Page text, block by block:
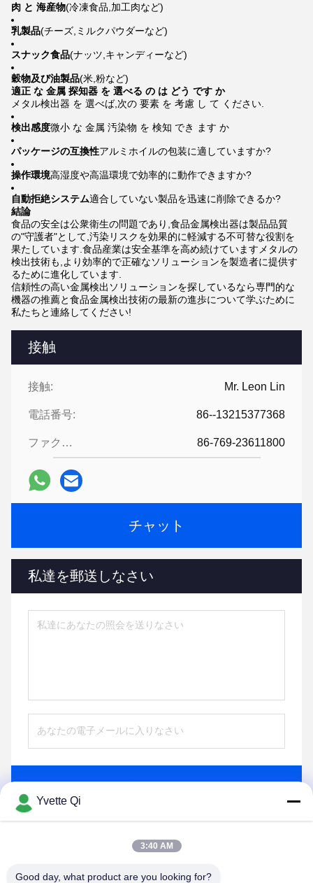
接触
接触: Mr. Leon Lin
電話番号: 86--13215377368
ファクシミリ: 86-769-23611800
チャット
私達を郵送しなさい
肉 と 海産物(冷凍食品,加工肉など)
乳製品(チーズ,ミルクパウダーなど)
スナック食品(ナッツ,キャンディーなど)
穀物及び油製品(米,粉など)
適正 な 金属 探知器 を 選べる の は どう です か
メタル検出器 を 選べば,次の 要素 を 考慮 し て ください.
検出感度微小 な 金属 汚染物 を 検知 でき ます か
パッケージの互換性アルミホイルの包装に適していますか?
操作環境高湿度や高温環境で効率的に動作できますか?
自動拒絶システム適合していない製品を迅速に削除できるか?
結論
食品の安全は公衆衛生の問題であり,食品金属検出器は製品品質
の"守護者"として,汚染リスクを効果的に軽減する不可替な役割を
果たしています.食品産業は安全基準を高め続けていますメタルの
検出技術も,より効率的で正確なソリューションを製造者に提供す
るために進化しています.
信頼性の高い金属検出ソリューションを探しているなら専門的な
機器の推薦と食品金属検出技術の最新の進歩について学ぶために
私たちと連絡してください!
Yvette Qi
3:40 AM
Good day, what product are you looking for?